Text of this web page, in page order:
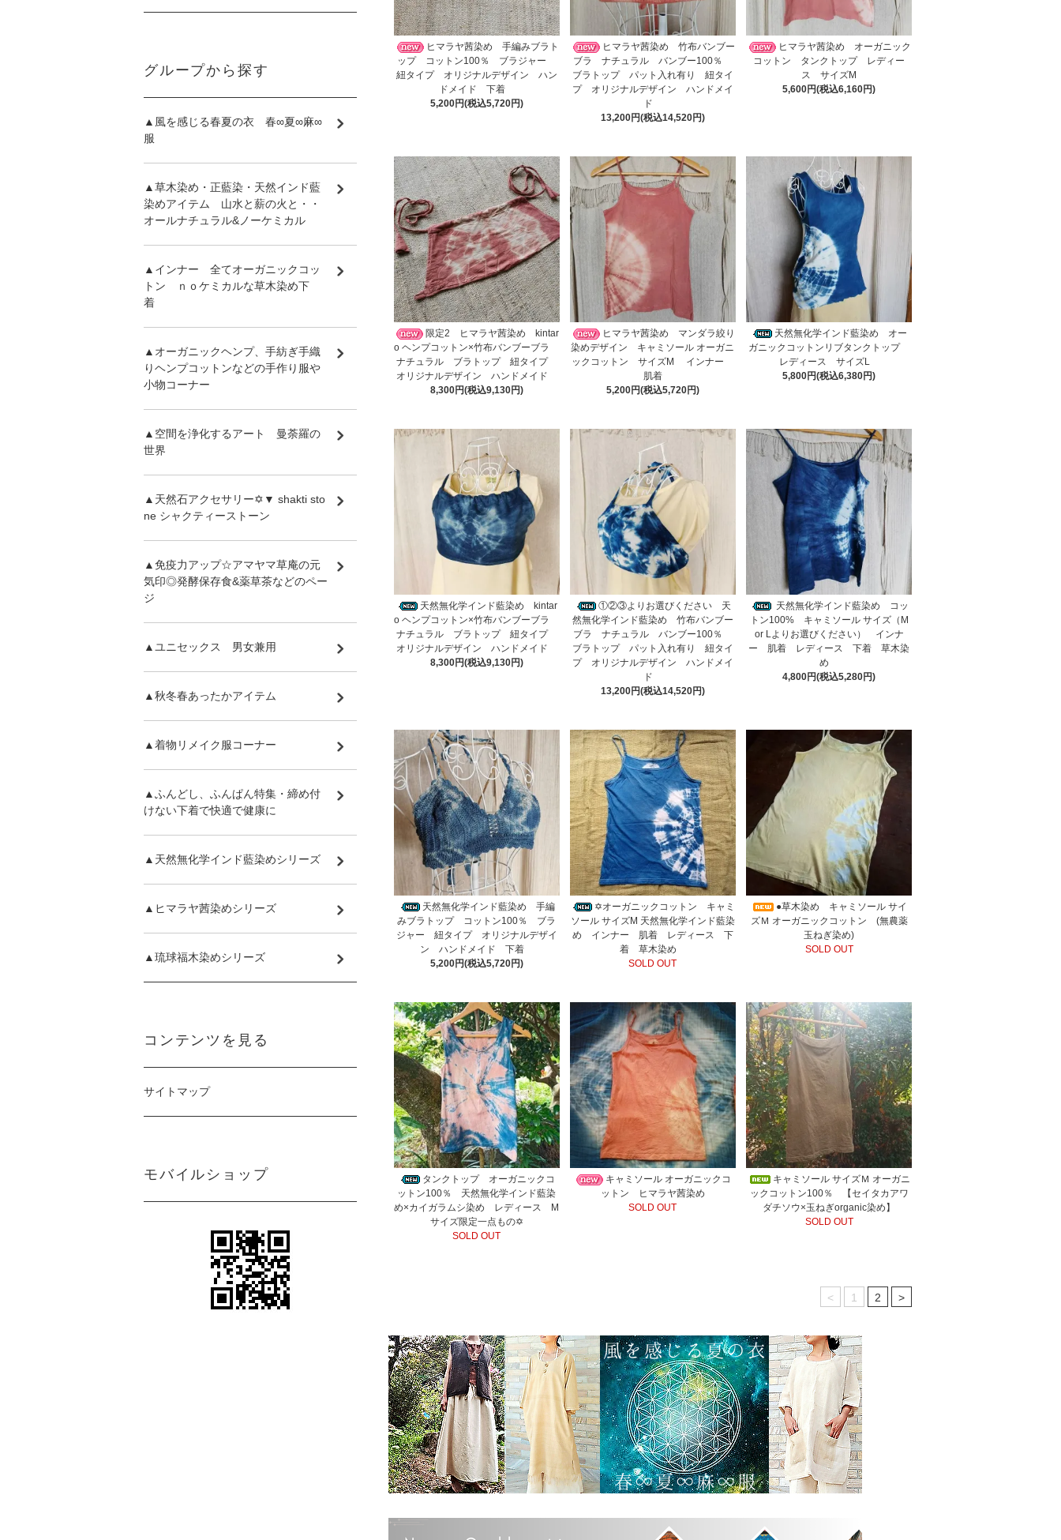
ヒマラヤ茜染め 手編みブラト
ップ コットン100％ ブラジャー
紐タイプ オリジナルデザイン ハン
ドメイド 下着
5,200円(税込5,720円)
ヒマラヤ茜染め 竹布バンブー
ブラ ナチュラル バンブー100％
ブラトップ パット入れ有り 紐タイ
プ オリジナルデザイン ハンドメイ
ド
13,200円(税込14,520円)
ヒマラヤ茜染め オーガニック
コットン タンクトップ レディー
ス サイズM
5,600円(税込6,160円)
限定2 ヒマラヤ茜染め kintar
o ヘンプコットン×竹布バンブーブラ
ナチュラル ブラトップ 紐タイプ
オリジナルデザイン ハンドメイド
8,300円(税込9,130円)
ヒマラヤ茜染め マンダラ絞り
染めデザイン キャミソール オーガニ
ックコットン サイズM インナー
肌着
5,200円(税込5,720円)
天然無化学インド藍染め オー
ガニックコットンリブタンクトップ
レディース サイズL
5,800円(税込6,380円)
天然無化学インド藍染め kintar
o ヘンプコットン×竹布バンブーブラ
ナチュラル ブラトップ 紐タイプ
オリジナルデザイン ハンドメイド
8,300円(税込9,130円)
①②③よりお選びください 天
然無化学インド藍染め 竹布バンブー
ブラ ナチュラル バンブー100％
ブラトップ パット入れ有り 紐タイ
プ オリジナルデザイン ハンドメイ
ド
13,200円(税込14,520円)
天然無化学インド藍染め コッ
トン100% キャミソール サイズ（M
or Lよりお選びください） インナ
ー 肌着 レディース 下着 草木染
め
4,800円(税込5,280円)
天然無化学インド藍染め 手編
みブラトップ コットン100％ ブラ
ジャー 紐タイプ オリジナルデザイ
ン ハンドメイド 下着
5,200円(税込5,720円)
✡オーガニックコットン キャミ
ソール サイズM 天然無化学インド藍染
め インナー 肌着 レディース 下
着 草木染め
SOLD OUT
●草木染め キャミソール サイ
ズＭ オーガニックコットン (無農薬
玉ねぎ染め)
SOLD OUT
タンクトップ オーガニックコ
ットン100％ 天然無化学インド藍染
め×カイガラムシ染め レディース M
サイズ限定一点もの✡
SOLD OUT
キャミソール オーガニックコ
ットン ヒマラヤ茜染め
SOLD OUT
キャミソール サイズＭ オーガニ
ックコットン100％ 【セイタカアワ
ダチソウ×玉ねぎorganic染め】
SOLD OUT
< 1 2 >
グループから探す
▲風を感じる春夏の衣 春∞夏∞麻∞
服
▲草木染め・正藍染・天然インド藍
染めアイテム 山水と薪の火と・・
オールナチュラル&ノーケミカル
▲インナー 全てオーガニックコッ
トン ｎｏケミカルな草木染め下
着
▲オーガニックヘンプ、手紡ぎ手織
りヘンプコットンなどの手作り服や
小物コーナー
▲空間を浄化するアート 曼荼羅の
世界
▲天然石アクセサリー✡▼ shakti sto
ne シャクティーストーン
▲免疫力アップ☆アマヤマ草庵の元
気印◎発酵保存食&薬草茶などのペー
ジ
▲ユニセックス 男女兼用
▲秋冬春あったかアイテム
▲着物リメイク服コーナー
▲ふんどし、ふんぱん特集・締め付
けない下着で快適で健康に
▲天然無化学インド藍染めシリーズ
▲ヒマラヤ茜染めシリーズ
▲琉球福木染めシリーズ
コンテンツを見る
サイトマップ
モバイルショップ